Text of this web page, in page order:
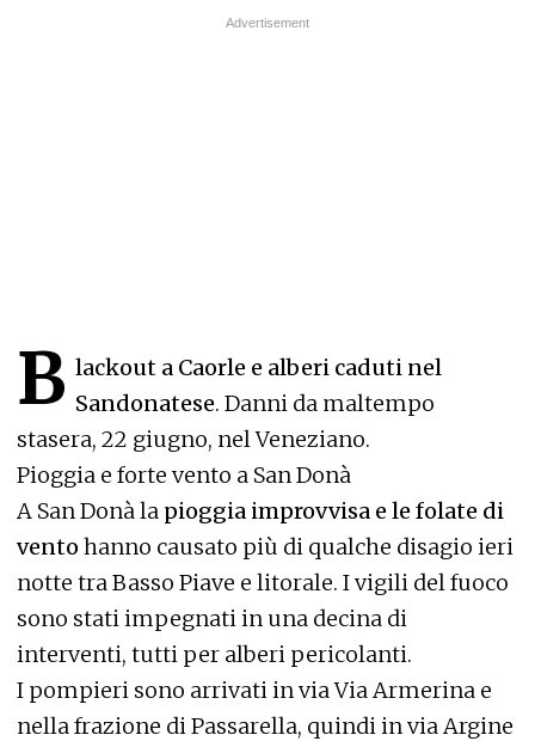
B lackout a Caorle e alberi caduti nel
Sandonatese. Danni da maltempo
stasera, 22 giugno, nel Veneziano.
Pioggia e forte vento a San Donà
A San Donà la pioggia improvvisa e le folate di
vento hanno causato più di qualche disagio ieri
notte tra Basso Piave e litorale. I vigili del fuoco
sono stati impegnati in una decina di
interventi, tutti per alberi pericolanti.
I pompieri sono arrivati in via Via Armerina e
nella frazione di Passarella, quindi in via Argine